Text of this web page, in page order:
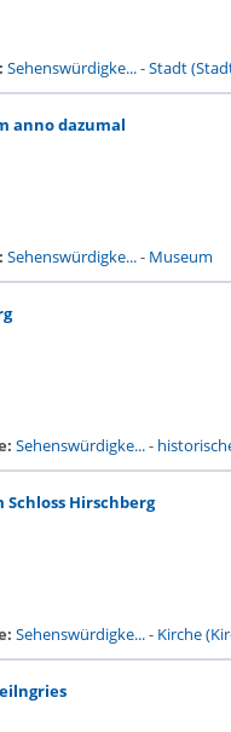
Sehenswürdigke...-Stadt
anno dazumal
Sehenswürdigke...- Museum
Sehenswürdigke...-
Hirschberg
Sehenswürdigke...- Kirche